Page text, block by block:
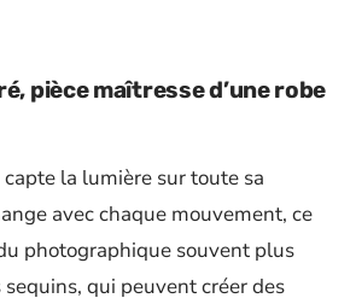
pièce maîtresse d’une robe
la lumière sur toute sa
avec chaque mouvement, ce
photographique souvent plus
qui peuvent créer des